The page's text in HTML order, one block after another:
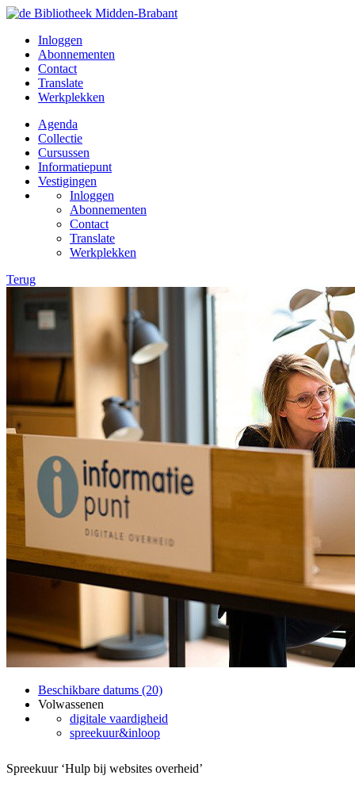
Inloggen
Abonnementen
Contact
Translate
Werkplekken
Agenda
Collectie
Cursussen
Informatiepunt
Vestigingen
Inloggen
Abonnementen
Contact
Translate
Werkplekken
Terug
Beschikbare datums (20)
Volwassenen
digitale vaardigheid
spreekuur&inloop
Spreekuur ‘Hulp bij websites overheid’